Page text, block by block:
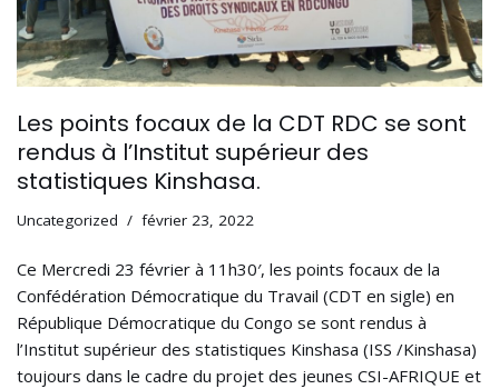
Les points focaux de la CDT RDC se sont
rendus à l’Institut supérieur des
statistiques Kinshasa.
Uncategorized février 23, 2022
Ce Mercredi 23 février à 11h30′, les points focaux de la
Confédération Démocratique du Travail (CDT en sigle) en
République Démocratique du Congo se sont rendus à
l’Institut supérieur des statistiques Kinshasa (ISS /Kinshasa)
toujours dans le cadre du projet des jeunes CSI-AFRIQUE et